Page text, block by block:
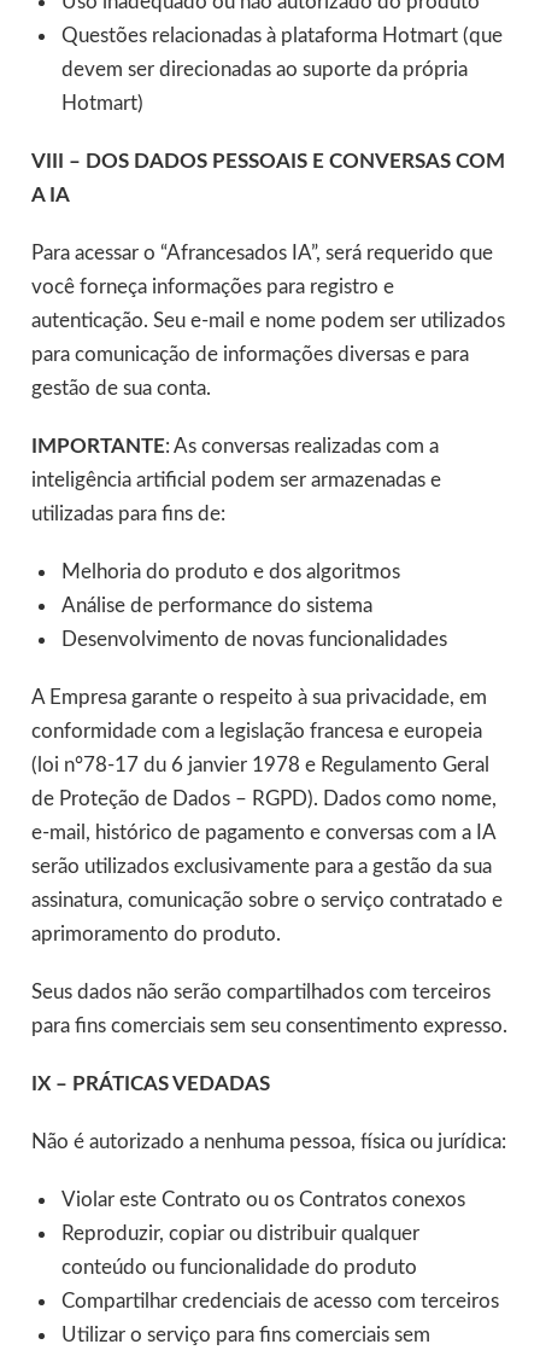
Questões relacionadas à plataforma Hotmart (que
devem ser direcionadas ao suporte da própria
Hotmart)
VIII – DOS DADOS PESSOAIS E CONVERSAS COM
A IA
Para acessar o “Afrancesados IA”, será requerido que
você forneça informações para registro e
autenticação. Seu e-mail e nome podem ser utilizados
para comunicação de informações diversas e para
gestão de sua conta.
IMPORTANTE: As conversas realizadas com a
inteligência artificial podem ser armazenadas e
utilizadas para fins de:
Melhoria do produto e dos algoritmos
Análise de performance do sistema
Desenvolvimento de novas funcionalidades
A Empresa garante o respeito à sua privacidade, em
conformidade com a legislação francesa e europeia
(loi n°78-17 du 6 janvier 1978 e Regulamento Geral
de Proteção de Dados – RGPD). Dados como nome,
e-mail, histórico de pagamento e conversas com a IA
serão utilizados exclusivamente para a gestão da sua
assinatura, comunicação sobre o serviço contratado e
aprimoramento do produto.
Seus dados não serão compartilhados com terceiros
para fins comerciais sem seu consentimento expresso.
IX – PRÁTICAS VEDADAS
Não é autorizado a nenhuma pessoa, física ou jurídica:
Violar este Contrato ou os Contratos conexos
Reproduzir, copiar ou distribuir qualquer
conteúdo ou funcionalidade do produto
Compartilhar credenciais de acesso com terceiros
Utilizar o serviço para fins comerciais sem